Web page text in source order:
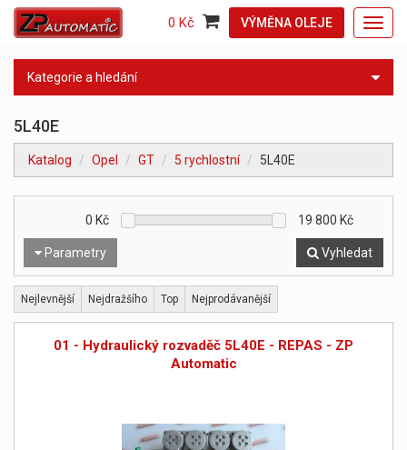
VÝMĚNA OLEJE
0 Kč
Kategorie a hledání
5L40E
Katalog Opel GT 5 rychlostní 5L40E
Parametry
0 Kč 19 800 Kč
Vyhledat
Nejlevnější Nejdražšího Top Nejprodávanější
01 - Hydraulický rozvaděč 5L40E - REPAS - ZP
Automatic